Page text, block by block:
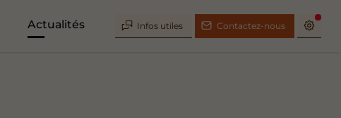
Actualités Infos utiles Contactez-nous